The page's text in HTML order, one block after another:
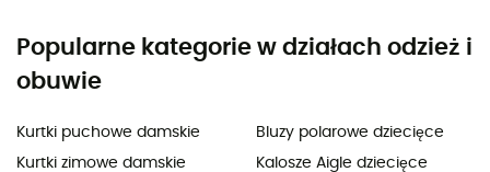
Popularne kategorie w działach odzież i
obuwie
Kurtki puchowe damskie
Kurtki zimowe damskie
Bluzy polarowe dziecięce
Kalosze Aigle dziecięce